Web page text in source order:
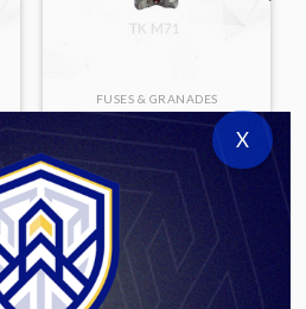
FUSES & GRANADES
TK M71
defense industry
X